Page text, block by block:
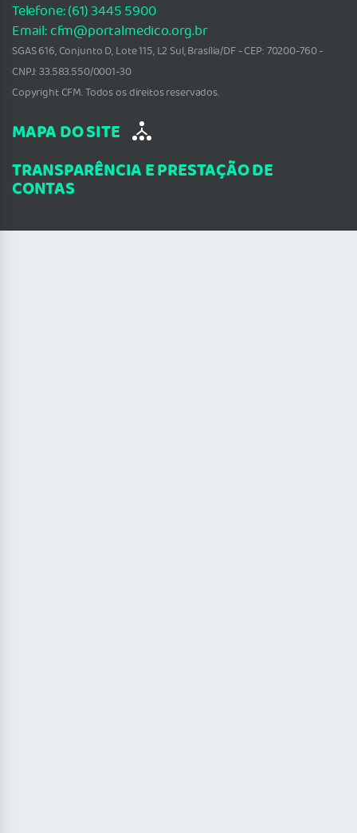
Telefone: (61) 3445 5900
Email: cfm@portalmedico.org.br
SGAS 616, Conjunto D, Lote 115, L2 Sul, Brasília/DF - CEP: 70200-760 -
CNPJ: 33.583.550/0001-30
Copyright CFM. Todos os direitos reservados.
MAPA DO SITE
TRANSPARÊNCIA E PRESTAÇÃO DE
CONTAS